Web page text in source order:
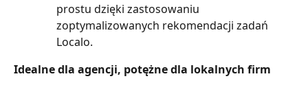
prostu dzięki zastosowaniu
zoptymalizowanych rekomendacji zadań
Localo.
Idealne dla agencji, potężne dla lokalnych firm